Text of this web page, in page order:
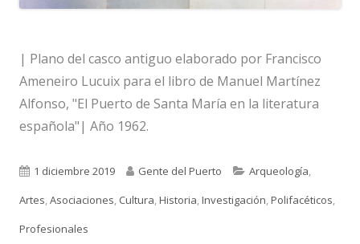
| Plano del casco antiguo elaborado por Francisco
Ameneiro Lucuix para el libro de Manuel Martínez
Alfonso, "El Puerto de Santa María en la literatura
española"| Año 1962.
Publicado
el
1 diciembre 2019 Autor
Gente del Puerto Categorías
Arqueología,
Artes,Asociaciones, Cultura,Historia,Investigación,Polifacéticos,
Profesionales